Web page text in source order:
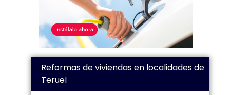
Reformas de viviendas en localidades de
Teruel